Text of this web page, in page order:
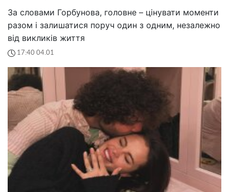
За словами Горбунова, головне – цінувати моменти
разом і залишатися поруч один з одним, незалежно
від викликів життя
17:40 04.01